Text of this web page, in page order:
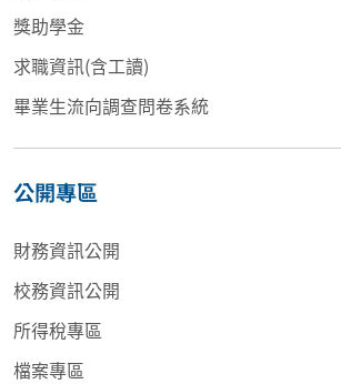
獎助學金
求職資訊(含工讀)
畢業生流向調查問卷系統
公開專區
財務資訊公開
校務資訊公開
所得稅專區
檔案專區